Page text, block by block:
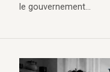
le gouvernement…